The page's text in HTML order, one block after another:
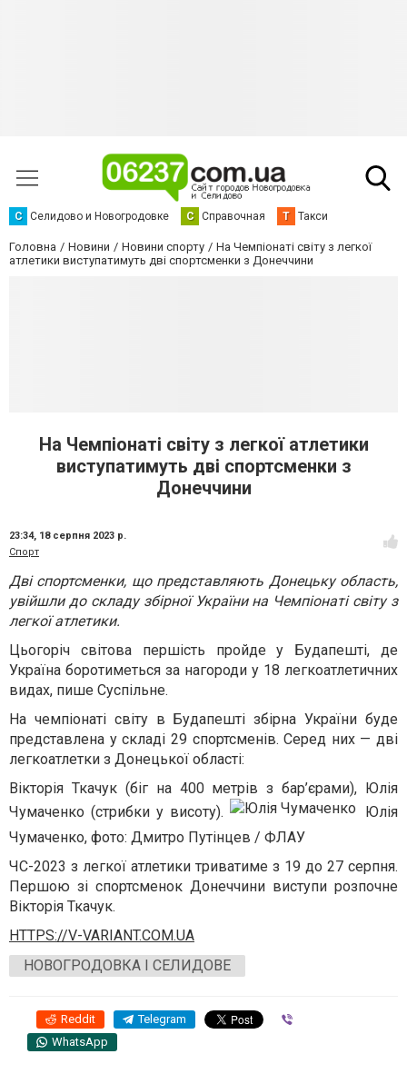
С Селидово и Новогродовке С Справочная Т Такси
Головна Новини Новини спорту
На Чемпіонаті світу з легкої
атлетики виступатимуть дві спортсменки з Донеччини
На Чемпіонаті світу з легкої атлетики
виступатимуть дві спортсменки з
Донеччини
23:34, 18 серпня 2023 р.
Спорт
Дві спортсменки, що представляють Донецьку область,
увійшли до складу збірної України на Чемпіонаті світу з
легкої атлетики.
Цьогоріч світова першість пройде у Будапешті, де
Україна боротиметься за нагороди у 18 легкоатлетичних
видах, пише Суспільне.
На чемпіонаті світу в Будапешті збірна України буде
представлена у складі 29 спортсменів. Серед них — дві
легкоатлетки з Донецької області:
Вікторія Ткачук (біг на 400 метрів з бар’єрами), Юлія
Чумаченко (стрибки у висоту).
Юлія
Чумаченко, фото: Дмитро Путінцев / ФЛАУ
ЧС-2023 з легкої атлетики триватиме з 19 до 27 серпня.
Першою зі спортсменок Донеччини виступи розпочне
Вікторія Ткачук.
HTTPS://V-VARIANT.COM.UA
НОВОГРОДОВКА І СЕЛИДОВЕ
Reddit Telegram
WhatsApp